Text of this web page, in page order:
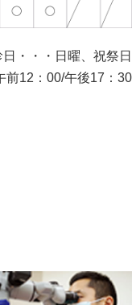
日・・・日曜、祝祭日
前12：00/午後17：30